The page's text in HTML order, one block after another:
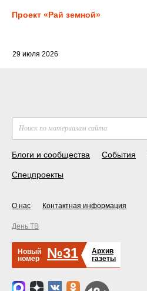
Проект «Рай земной»
29 июля 2026
Блоги и сообщества События
Спецпроекты
О нас Контактная информация
День ТВ
Новый
номер
№31
Архив
газеты